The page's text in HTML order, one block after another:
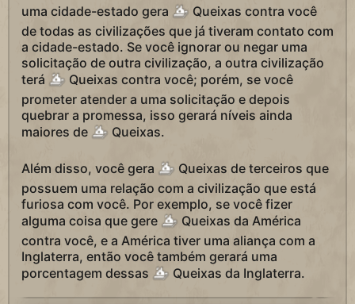
uma cidade-estado gera
Queixas contra você
de todas as civilizações que já tiveram contato com
a cidade-estado. Se você ignorar ou negar uma
solicitação de outra civilização, a outra civilização
terá
Queixas contra você; porém, se você
prometer atender a uma solicitação e depois
quebrar a promessa, isso gerará níveis ainda
maiores de
Queixas.
Além disso, você gera
Queixas de terceiros que
possuem uma relação com a civilização que está
furiosa com você. Por exemplo, se você fizer
alguma coisa que gere
Queixas da América
contra você, e a América tiver uma aliança com a
Inglaterra, então você também gerará uma
porcentagem dessas
Queixas da Inglaterra.